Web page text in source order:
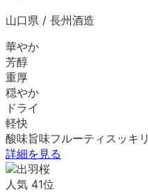
山口県 / 長州酒造
華やか
芳醇
重厚
穏やか
ドライ
軽快
酸味旨味フルーティ スッキリ
詳細を見る
人気 41位